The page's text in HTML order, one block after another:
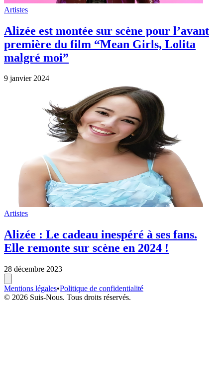
Artistes
Alizée est montée sur scène pour l’avant
première du film “Mean Girls, Lolita
malgré moi”
9 janvier 2024
Artistes
Alizée : Le cadeau inespéré à ses fans.
Elle remonte sur scène en 2024 !
28 décembre 2023
Mentions légales•Politique de confidentialité
© 2026 Suis-Nous. Tous droits réservés.